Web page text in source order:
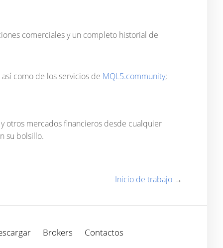
comerciales y un completo historial de
como de los servicios de MQL5.community;
otros mercados financieros desde cualquier
su bolsillo.
Inicio de trabajo →
Brokers Contactos